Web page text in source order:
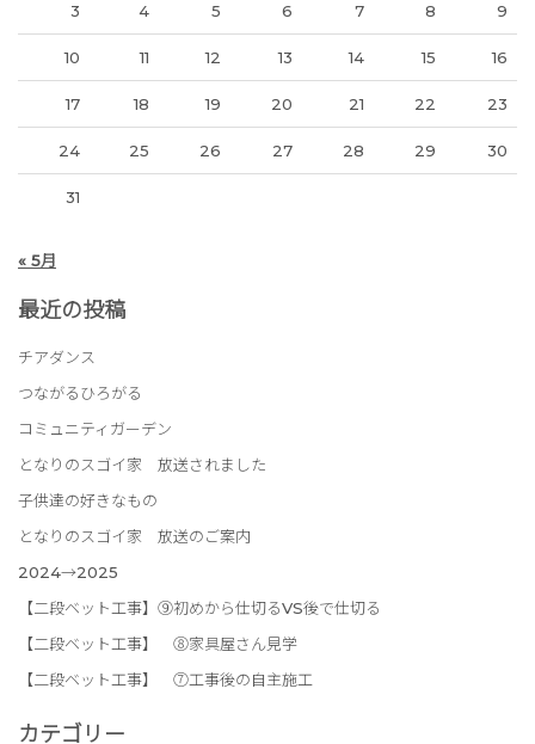
3 4 5 6 7 8 9
10 11 12 13 14 15 16
17 18 19 20 21 22 23
24 25 26 27 28 29 30
31
« 5月
最近の投稿
チアダンス
つながるひろがる
コミュニティガーデン
となりのスゴイ家 放送されました
子供達の好きなもの
となりのスゴイ家 放送のご案内
2024→2025
【二段ベット工事】⑨初めから仕切るVS後で仕切る
【二段ベット工事】 ⑧家具屋さん見学
【二段ベット工事】 ⑦工事後の自主施工
カテゴリー